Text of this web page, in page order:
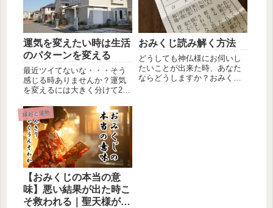
運気を変えたい時は生活
のパターンを変える
最近ツイてないな・・・そう
感じる時ありませんか？運気
を変えるには大きく分けて2つ
わるの...
おみくじ読み解く方法
どうしても神仏様にお伺いし
たいことが出来た時、あなた
ならどうしますか？おみくじ
縁起と運勢
【おみくじの本当の意
味】悪い結果が出た時こ
そ救われる｜聖天様が導